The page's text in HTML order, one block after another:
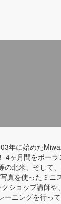
年に始めた
ヶ月間をポー
北米、そして
真を使ったミニ
ショップ講師
ニングを行っ